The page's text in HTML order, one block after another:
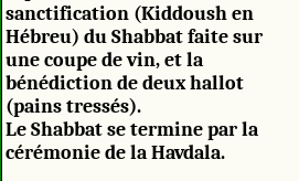
sanctification (Kiddoush en
Hébreu) du Shabbat faite sur
une coupe de vin, et la
bénédiction de deux hallot
(pains tressés).
Le Shabbat se termine par la
cérémonie de la Havdala.